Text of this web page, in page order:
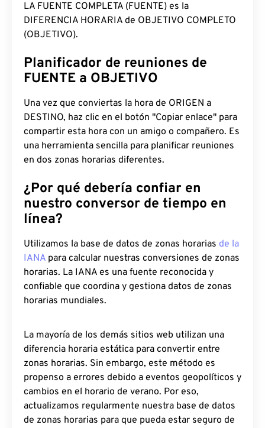
LA FUENTE COMPLETA (FUENTE) es la
DIFERENCIA HORARIA de OBJETIVO COMPLETO
(OBJETIVO).
Planificador de reuniones de
FUENTE a OBJETIVO
Una vez que conviertas la hora de ORIGEN a
DESTINO, haz clic en el botón "Copiar enlace" para
compartir esta hora con un amigo o compañero. Es
una herramienta sencilla para planificar reuniones
en dos zonas horarias diferentes.
¿Por qué debería confiar en
nuestro conversor de tiempo en
línea?
Utilizamos la base de datos de zonas horarias de la
IANA para calcular nuestras conversiones de zonas
horarias. La IANA es una fuente reconocida y
confiable que coordina y gestiona datos de zonas
horarias mundiales.
La mayoría de los demás sitios web utilizan una
diferencia horaria estática para convertir entre
zonas horarias. Sin embargo, este método es
propenso a errores debido a eventos geopolíticos y
cambios en el horario de verano. Por eso,
actualizamos regularmente nuestra base de datos
de zonas horarias para que pueda estar seguro de